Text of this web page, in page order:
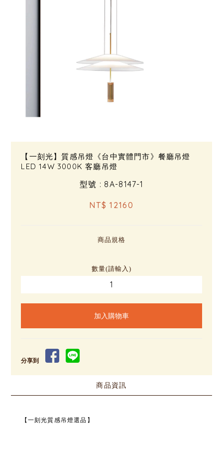
【一刻光】質感吊燈《台中實體門市》餐廳吊燈
LED 14W 3000K 客廳吊燈
型號 : 8A-8147-1
NT$ 12160
商品規格
數量(請輸入)
分享到
商品資訊
【一刻光質感吊燈選品】